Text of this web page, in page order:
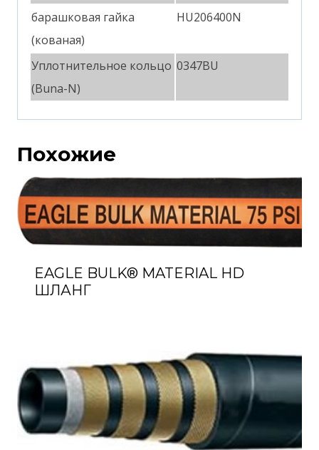
барашковая гайка
(кованая)
HU206400N
Уплотнительное кольцо
(Buna-N)
0347BU
Похожие
EAGLE BULK® MATERIAL HD
ШЛАНГ